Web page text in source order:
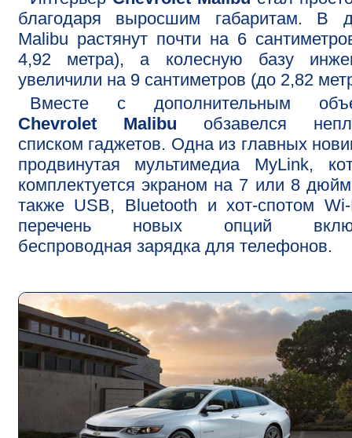
благодаря выросшим габаритам. В
Malibu растянут почти на 6
4,92 метра), а колесную базу
увеличили на 9 сантиметров (до 2,82
Вместе c дополнительным
Chevrolet Malibu обзавелся
списком гаджетов. Одна из главных
продвинутая мультимедиа MyLink,
комплектуется экраном на 7 или 8
также USB, Bluetooth и хот-спотом
перечень новых опций
беспроводная зарядка для телефонов.